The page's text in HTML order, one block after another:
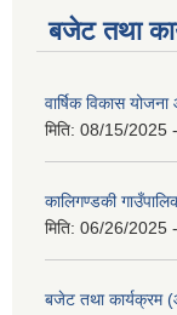
बजेट तथा
वार्षिक विकास
मिति: 08/15/2025
कालिगण्डकी
मिति: 06/26/2025
बजेट तथा